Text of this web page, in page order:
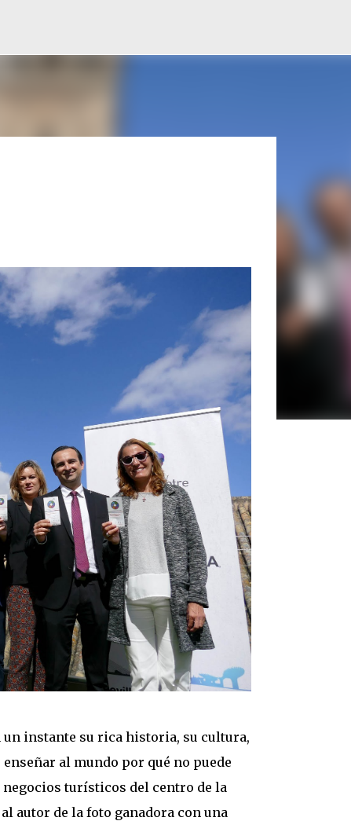
un instante su rica historia, su cultura,
al mundo por qué no puede
negocios turísticos del centro de la
autor de la foto ganadora con una